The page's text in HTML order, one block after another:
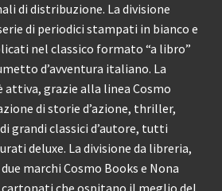
di distribuzione. La divisione
di periodici stampati in bianco e
nel classico formato “a libro”
d’avventura italiano. La
grazie alla linea Cosmo
di storie d’azione, thriller,
grandi classici d’autore, tutti
deluxe. La divisione da libreria,
marchi Cosmo Books e Nona